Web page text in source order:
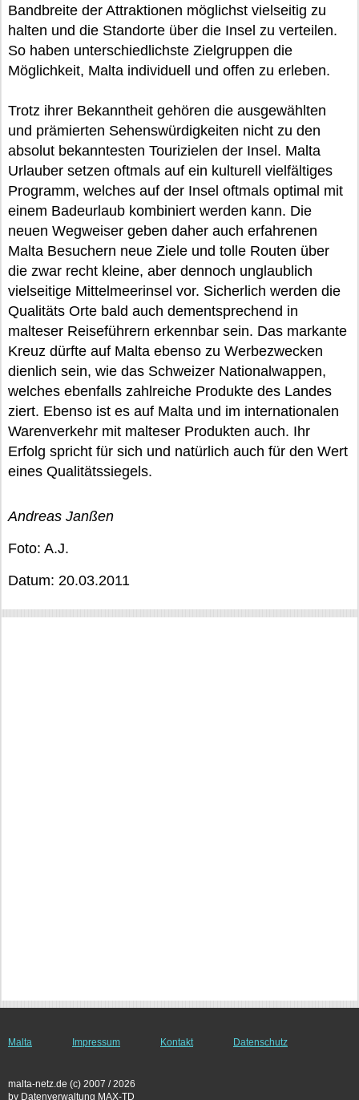
Bandbreite der Attraktionen möglichst vielseitig zu
halten und die Standorte über die Insel zu verteilen.
So haben unterschiedlichste Zielgruppen die
Möglichkeit, Malta individuell und offen zu erleben.
Trotz ihrer Bekanntheit gehören die ausgewählten
und prämierten Sehenswürdigkeiten nicht zu den
absolut bekanntesten Tourizielen der Insel. Malta
Urlauber setzen oftmals auf ein kulturell vielfältiges
Programm, welches auf der Insel oftmals optimal mit
einem Badeurlaub kombiniert werden kann. Die
neuen Wegweiser geben daher auch erfahrenen
Malta Besuchern neue Ziele und tolle Routen über
die zwar recht kleine, aber dennoch unglaublich
vielseitige Mittelmeerinsel vor. Sicherlich werden die
Qualitäts Orte bald auch dementsprechend in
malteser Reiseführern erkennbar sein. Das markante
Kreuz dürfte auf Malta ebenso zu Werbezwecken
dienlich sein, wie das Schweizer Nationalwappen,
welches ebenfalls zahlreiche Produkte des Landes
ziert. Ebenso ist es auf Malta und im internationalen
Warenverkehr mit malteser Produkten auch. Ihr
Erfolg spricht für sich und natürlich auch für den Wert
eines Qualitätssiegels.
Andreas Janßen
Foto: A.J.
Datum: 20.03.2011
Malta Impressum Kontakt Datenschutz
malta-netz.de (c) 2007 / 2026
by Datenverwaltung MAX-TD